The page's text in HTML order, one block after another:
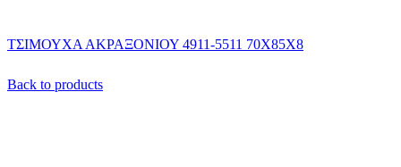
ΤΣΙΜΟΥΧΑ ΑΚΡΑΞΟΝΙΟΥ 4911-5511 70Χ85Χ8
Back to products